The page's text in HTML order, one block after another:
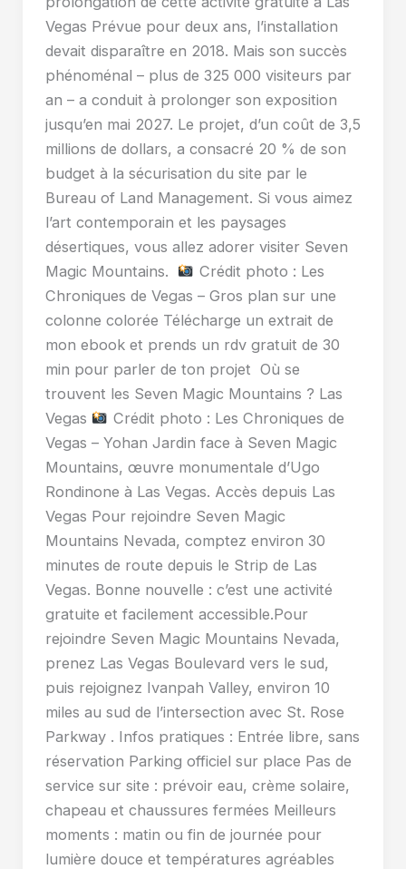
Vegas Prévue pour deux ans, l’installation
devait disparaître en 2018. Mais son succès
phénoménal – plus de 325 000 visiteurs par
an – a conduit à prolonger son exposition
jusqu’en mai 2027. Le projet, d’un coût de 3,5
millions de dollars, a consacré 20 % de son
budget à la sécurisation du site par le
Bureau of Land Management. Si vous aimez
l’art contemporain et les paysages
désertiques, vous allez adorer visiter Seven
Magic Mountains.
Crédit photo : Les
Chroniques de Vegas – Gros plan sur une
colonne colorée Télécharge un extrait de
mon ebook et prends un rdv gratuit de 30
min pour parler de ton projet Où se
trouvent les Seven Magic Mountains ? Las
Vegas
Crédit photo : Les Chroniques de
Vegas – Yohan Jardin face à Seven Magic
Mountains, œuvre monumentale d’Ugo
Rondinone à Las Vegas. Accès depuis Las
Vegas Pour rejoindre Seven Magic
Mountains Nevada, comptez environ 30
minutes de route depuis le Strip de Las
Vegas. Bonne nouvelle : c’est une activité
gratuite et facilement accessible.Pour
rejoindre Seven Magic Mountains Nevada,
prenez Las Vegas Boulevard vers le sud,
puis rejoignez Ivanpah Valley, environ 10
miles au sud de l’intersection avec St. Rose
Parkway . Infos pratiques : Entrée libre, sans
réservation Parking officiel sur place Pas de
service sur site : prévoir eau, crème solaire,
chapeau et chaussures fermées Meilleurs
moments : matin ou fin de journée pour
lumière douce et températures agréables